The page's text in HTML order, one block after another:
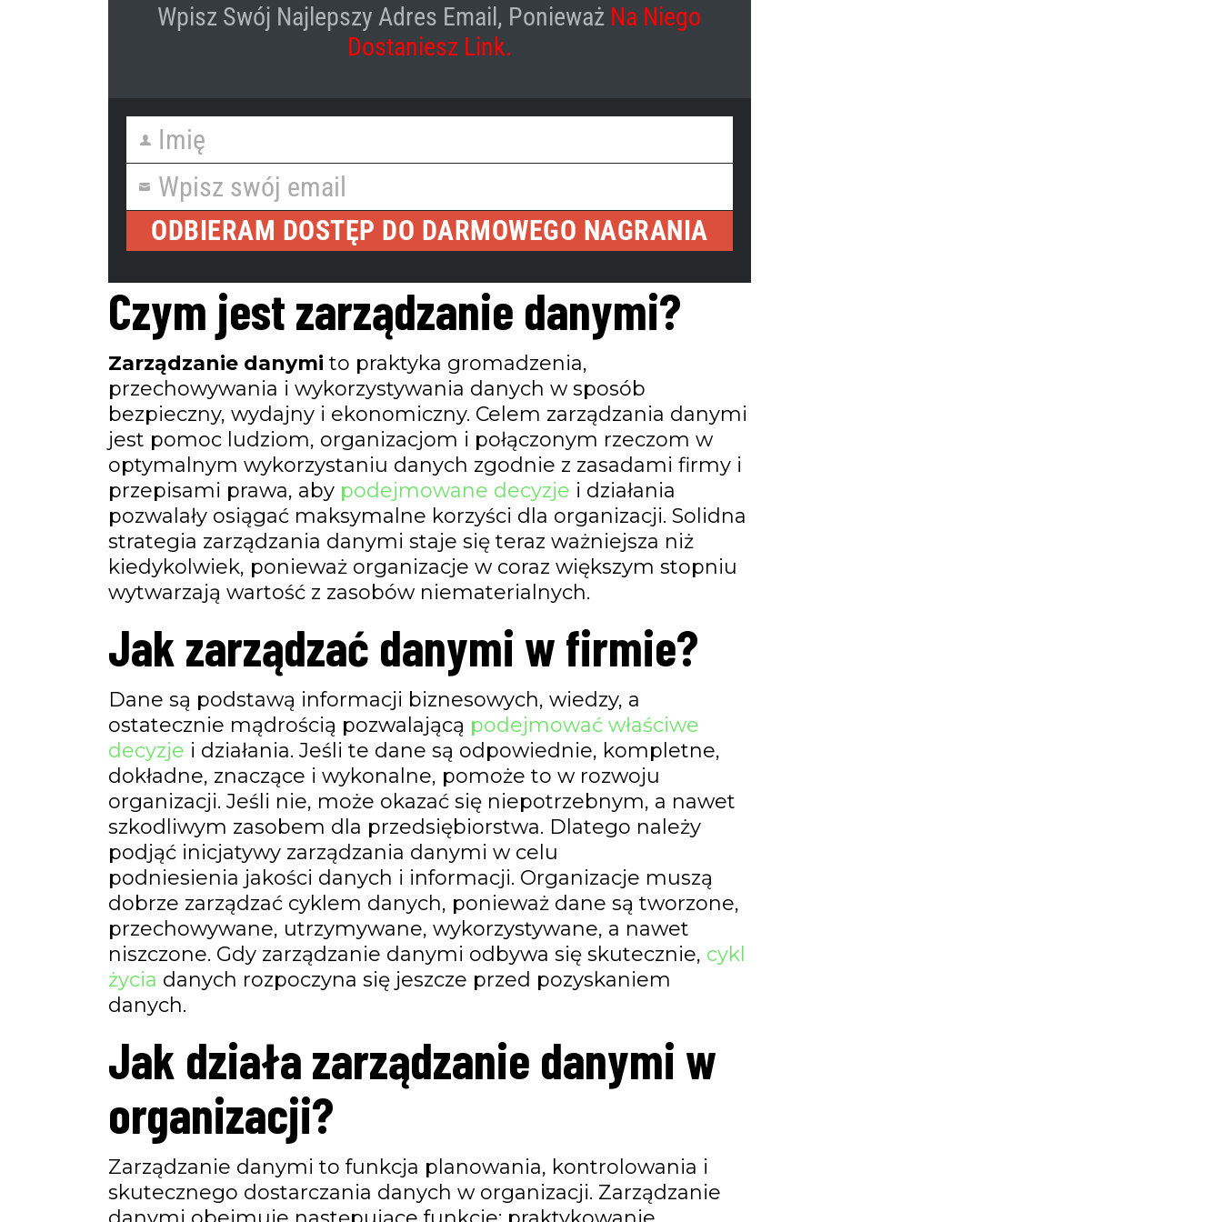
Wpisz Swój Najlepszy Adres Email, Ponieważ Na Niego
Dostaniesz Link.
First
Name
Imię
Your
email
Wpisz swój email
ODBIERAM DOSTĘP DO DARMOWEGO NAGRANIA
Czym jest zarządzanie danymi?
Zarządzanie danymi to praktyka gromadzenia,
przechowywania i wykorzystywania danych w sposób
bezpieczny, wydajny i ekonomiczny. Celem zarządzania danymi
jest pomoc ludziom, organizacjom i połączonym rzeczom w
optymalnym wykorzystaniu danych zgodnie z zasadami firmy i
przepisami prawa, aby podejmowane decyzje i działania
pozwalały osiągać maksymalne korzyści dla organizacji. Solidna
strategia zarządzania danymi staje się teraz ważniejsza niż
kiedykolwiek, ponieważ organizacje w coraz większym stopniu
wytwarzają wartość z zasobów niematerialnych.
Jak zarządzać danymi w firmie?
Dane są podstawą informacji biznesowych, wiedzy, a
ostatecznie mądrością pozwalającą podejmować właściwe
decyzje i działania. Jeśli te dane są odpowiednie, kompletne,
dokładne, znaczące i wykonalne, pomoże to w rozwoju
organizacji. Jeśli nie, może okazać się niepotrzebnym, a nawet
szkodliwym zasobem dla przedsiębiorstwa. Dlatego należy
podjąć inicjatywy zarządzania danymi w celu
podniesienia jakości danych i informacji. Organizacje muszą
dobrze zarządzać cyklem danych, ponieważ dane są tworzone,
przechowywane, utrzymywane, wykorzystywane, a nawet
niszczone. Gdy zarządzanie danymi odbywa się skutecznie, cykl
życia danych rozpoczyna się jeszcze przed pozyskaniem
danych.
Jak działa zarządzanie danymi w
organizacji?
Zarządzanie danymi to funkcja planowania, kontrolowania i
skutecznego dostarczania danych w organizacji. Zarządzanie
First